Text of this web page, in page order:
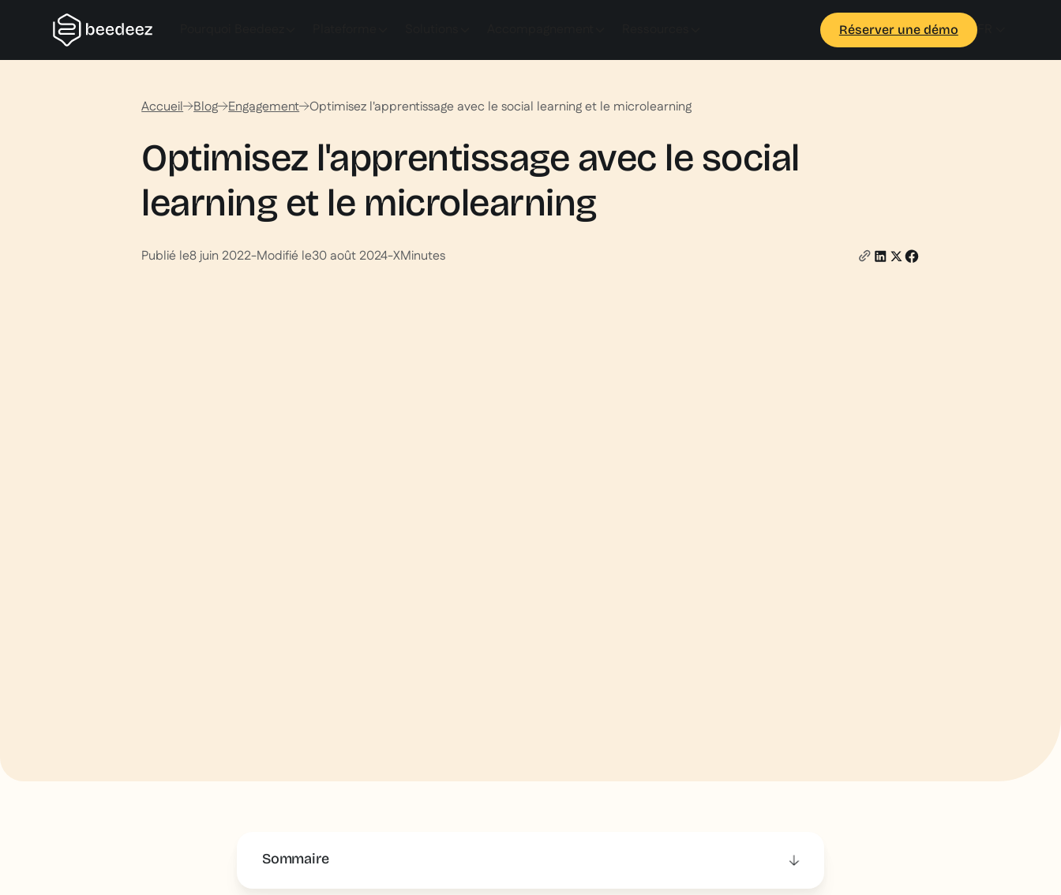
Réserver une démo FR
Accueil Blog Engagement Optimisez l'apprentissage avec le social learning et le microlearning
Optimisez l'apprentissage avec le social
learning et le microlearning
Publié le8 juin 2022-Modifié le30 août 2024-XMinutes
Sommaire